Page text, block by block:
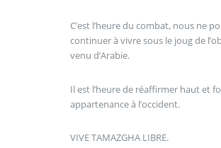
C’est l’heure du combat, nous ne
continuer à vivre sous le joug de
venu d’Arabie.
Il est l’heure de réaffirmer haut et
appartenance à l’occident.
VIVE TAMAZGHA LIBRE.